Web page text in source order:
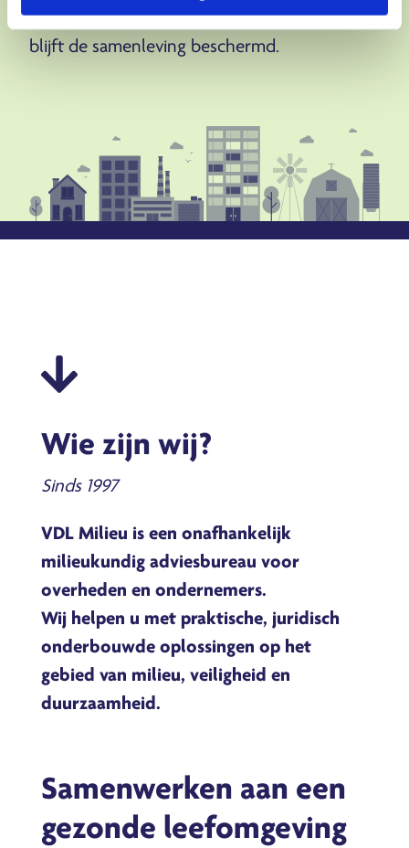
het beleid, houdt de handhaving stand en
blijft de samenleving beschermd.
Wie zijn wij?
Sinds 1997
VDL Milieu is een onafhankelijk
milieukundig adviesbureau voor
overheden en ondernemers.
Wij helpen u met praktische, juridisch
onderbouwde oplossingen op het
gebied van milieu, veiligheid en
duurzaamheid.
Samenwerken aan een
gezonde leefomgeving